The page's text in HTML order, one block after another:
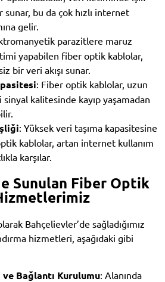
sunar, bu da çok hızlı internet
gelir.
parazitlere maruz
yapabilen fiber optik kablolar,
bir veri akışı sunar.
: Fiber optik kablolar, uzun
kalitesinde kayıp yaşamadan
: Yüksek veri taşıma kapasitesine
kablolar, artan internet kullanım
karşılar.
Sunulan Fiber Optik
Bahçelievler’de sağladığımız
hizmetleri, aşağıdaki gibi
Bağlantı Kurulumu: Alanında